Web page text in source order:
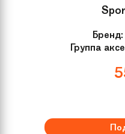
Бренд:
Группа